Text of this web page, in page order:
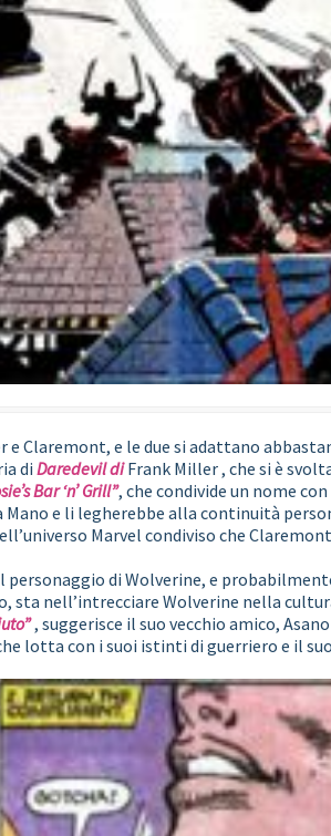
Claremont, e le due si adattano
diDaredevil diFrank Miller , che si è
Bar ‘n’ Grill”, che condivide un nome
e li legherebbe alla continuità
Marvel condiviso che
di Wolverine, e
sta nell’intrecciare Wolverine nella
, suggerisce il suo vecchio amico,
lotta con i suoi istinti di guerriero e il